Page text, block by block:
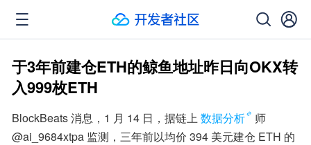
于3年前建仓ETH的鲸鱼地址昨日向OKX转
入999枚ETH
BlockBeats 消息，1 月 14 日，据链上 数据分析
师
@ai_9684xtpa 监测，三年前以均价 394 美元建仓 ETH 的